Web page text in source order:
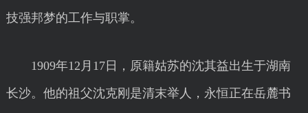
技强邦梦的工作与职掌。
1909年12月17日，原籍姑苏的沈其益出生于湖南
长沙。他的祖父沈克刚是清末举人，永恒正在岳麓书